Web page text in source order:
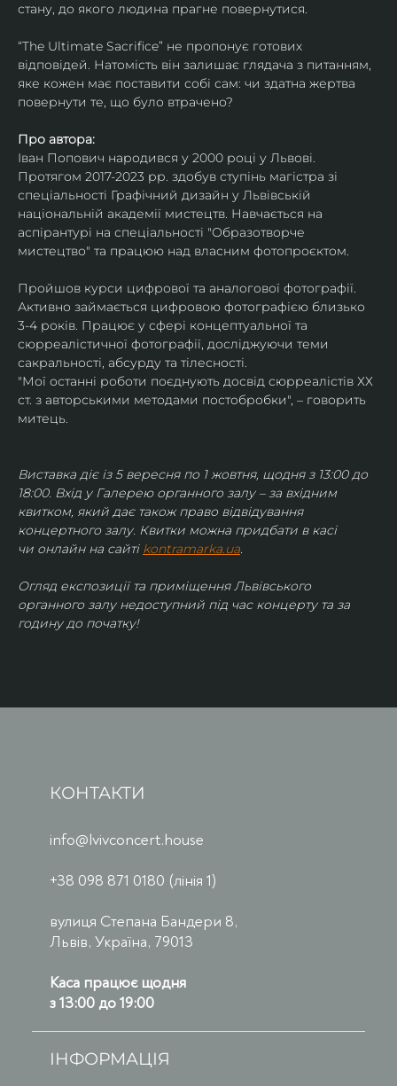
стану, до якого людина прагне повернутися.
“The Ultimate Sacrifice” не пропонує готових
відповідей. Натомість він залишає глядача з питанням,
яке кожен має поставити собі сам: чи здатна жертва
повернути те, що було втрачено?
Про автора:
Іван Попович народився у 2000 році у Львові.
Протягом 2017-2023 рр. здобув ступінь магістра зі
спеціальності Графічний дизайн у Львівській
національній академії мистецтв. Навчається на
аспірантурі на спеціальності "Образотворче
мистецтво" та працюю над власним фотопроєктом.
Пройшов курси цифрової та аналогової фотографії.
Активно займається цифровою фотографією близько
3-4 років. Працює у сфері концептуальної та
сюрреалістичної фотографії, досліджуючи теми
сакральності, абсурду та тілесності.
"Мої останні роботи поєднують досвід сюрреалістів ХХ
ст. з авторськими методами постобробки", – говорить
митець.
Виставка діє із 5 вересня по 1 жовтня, щодня з 13:00 до
18:00. Вхід у Галерею органного залу – за вхідним
квитком, який дає також право відвідування
концертного залу. Квитки можна придбати в касі
чи онлайн на сайті kontramarka.ua.
Огляд експозиції та приміщення Львівського
органного залу недоступний під час концерту та за
годину до початку!
КОНТАКТИ
info@lvivconcert.house
+38 098 871 0180 (лінія 1)
вулиця Степана Бандери 8,
Львів, Україна, 79013
Каса працює щодня
з 13:00 до 19:00
ІНФОРМАЦІЯ